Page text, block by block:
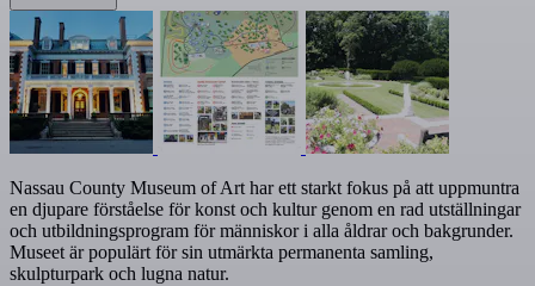
Nassau County Museum of Art har ett starkt fokus på att uppmuntra
en djupare förståelse för konst och kultur genom en rad utställningar
och utbildningsprogram för människor i alla åldrar och bakgrunder.
Museet är populärt för sin utmärkta permanenta samling,
skulpturpark och lugna natur.